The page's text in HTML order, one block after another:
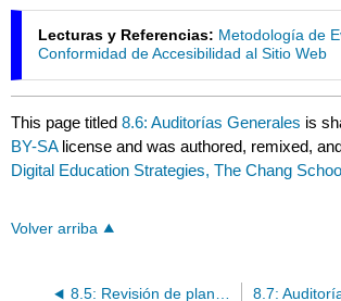
Lecturas y Referencias: Metodología de
Conformidad de Accesibilidad al Sitio Web
This page titled8.6: Auditorías Generales is
BY-SA license and was authored, remixed,
Digital Education Strategies, The Chang
Volver arriba